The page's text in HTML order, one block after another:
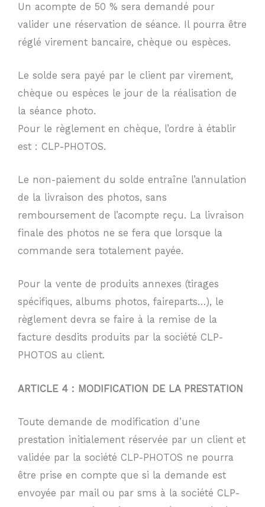
Un acompte de 50 % sera demandé pour
valider une réservation de séance. Il pourra être
réglé virement bancaire, chèque ou espèces.
Le solde sera payé par le client par virement,
chèque ou espèces le jour de la réalisation de
la séance photo.
Pour le règlement en chèque, l’ordre à établir
est : CLP-PHOTOS.
Le non-paiement du solde entraîne l’annulation
de la livraison des photos, sans
remboursement de l’acompte reçu. La livraison
finale des photos ne se fera que lorsque la
commande sera totalement payée.
Pour la vente de produits annexes (tirages
spécifiques, albums photos, faireparts…), le
règlement devra se faire à la remise de la
facture desdits produits par la société CLP-
PHOTOS au client.
ARTICLE 4 : MODIFICATION DE LA PRESTATION
Toute demande de modification d’une
prestation initialement réservée par un client et
validée par la société CLP-PHOTOS ne pourra
être prise en compte que si la demande est
envoyée par mail ou par sms à la société CLP-